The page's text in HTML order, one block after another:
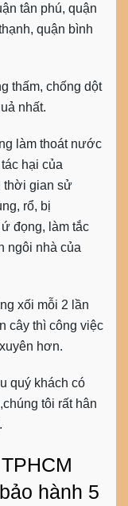
tân phú, quận
quận bình
thấm, chống dột
nhất.
làm thoát nước
hại của
thời gian sử
rổ, bị
đọng, làm tắc
ngôi nhà của
xối mỗi 2 lần
cây thì công việc
hơn.
quý khách có
tôi rất hân
hành 5